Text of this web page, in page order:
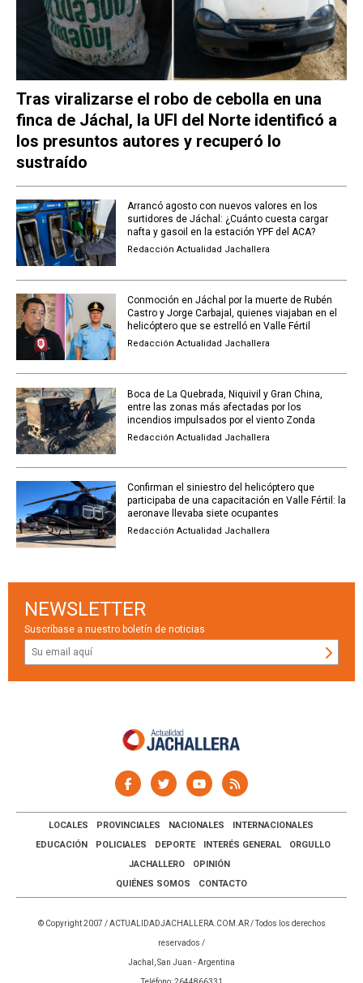
Tras viralizarse el robo de cebolla en una
finca de Jáchal, la UFI del Norte identificó a
los presuntos autores y recuperó lo
sustraído
Arrancó agosto con nuevos valores en los
surtidores de Jáchal: ¿Cuánto cuesta cargar
nafta y gasoil en la estación YPF del ACA?
Redacción Actualidad Jachallera
Conmoción en Jáchal por la muerte de Rubén
Castro y Jorge Carbajal, quienes viajaban en el
helicóptero que se estrelló en Valle Fértil
Redacción Actualidad Jachallera
Boca de La Quebrada, Niquivil y Gran China,
entre las zonas más afectadas por los
incendios impulsados por el viento Zonda
Redacción Actualidad Jachallera
Confirman el siniestro del helicóptero que
participaba de una capacitación en Valle Fértil: la
aeronave llevaba siete ocupantes
Redacción Actualidad Jachallera
NEWSLETTER
Suscríbase a nuestro boletín de noticias
LOCALES PROVINCIALES NACIONALES
INTERNACIONALES
EDUCACIÓN
POLICIALES DEPORTE INTERÉS GENERAL
ORGULLO
JACHALLERO
OPINIÓN
QUIÉNES SOMOS
CONTACTO
© Copyright 2007 /ACTUALIDADJACHALLERA.COM.AR/ Todos los derechos
reservados /
Jachal, San Juan - Argentina